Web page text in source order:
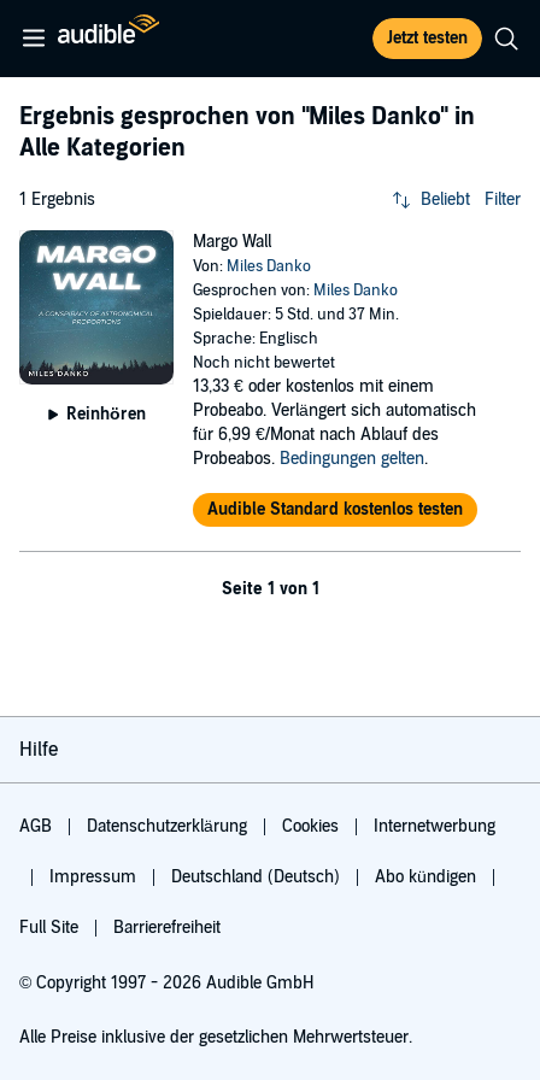
Jetzt testen
Ergebnis gesprochen von "Miles Danko" in
Alle Kategorien
1 Ergebnis Beliebt Filter
Reinhören
Margo Wall
Von: Miles Danko
Gesprochen von: Miles Danko
Spieldauer: 5 Std. und 37 Min.
Sprache: Englisch
Noch nicht bewertet
13,33 € oder kostenlos mit einem
Probeabo. Verlängert sich automatisch
für 6,99 €/Monat nach Ablauf des
Probeabos. Bedingungen gelten.
Audible Standard kostenlos testen
Seite 1 von 1
Hilfe
AGB Datenschutzerklärung Cookies Internetwerbung
Impressum Deutschland (Deutsch) Abo kündigen
Full Site Barrierefreiheit
© Copyright 1997 - 2026 Audible GmbH
Alle Preise inklusive der gesetzlichen Mehrwertsteuer.